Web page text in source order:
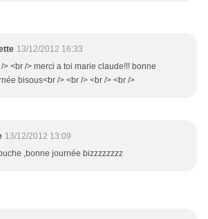
13/12/2012 16:33
> <br /> merci a toi marie claude!!! bonne
bisous<br /> <br /> <br /> <br />
13/12/2012 13:09
,bonne journée bizzzzzzzz